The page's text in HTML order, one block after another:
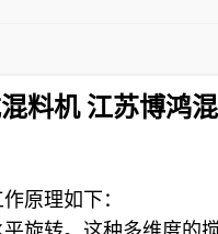
料机 江苏博鸿
原理如下：